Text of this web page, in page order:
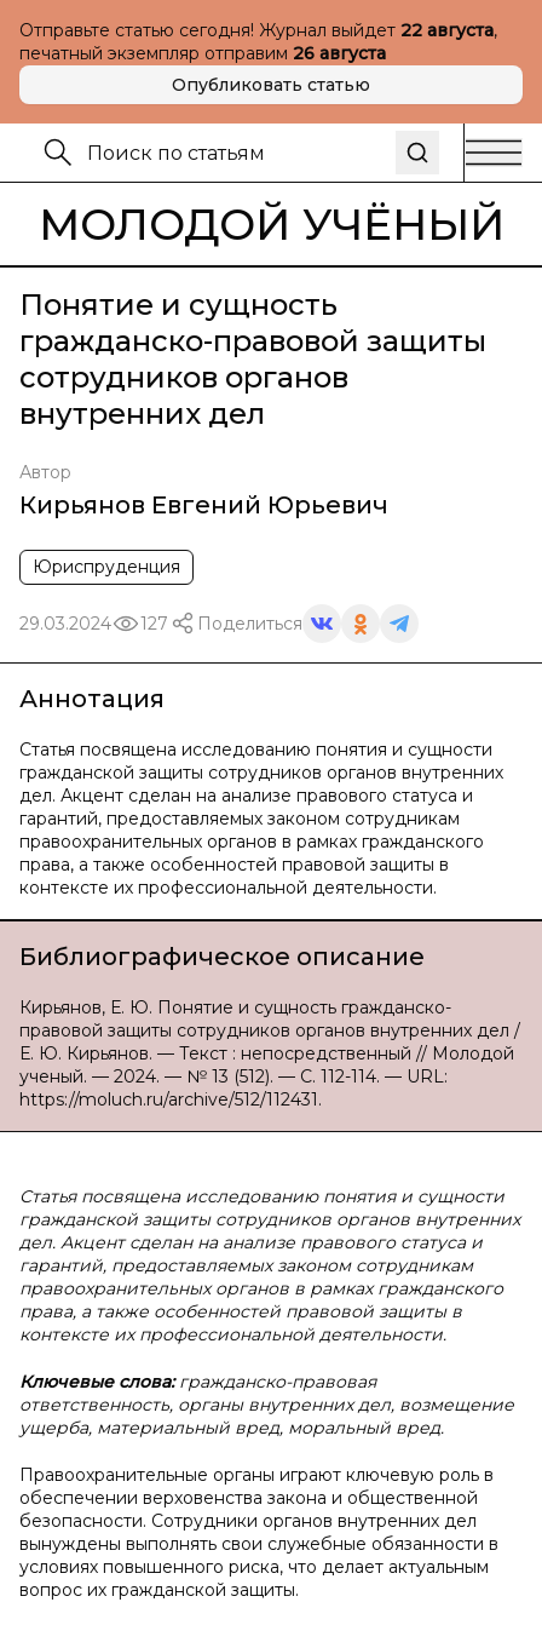
Отправьте статью сегодня! Журнал выйдет 22 августа,
печатный экземпляр отправим 26 августа
Опубликовать статью
МОЛОДОЙ УЧЁНЫЙ
Понятие и сущность
гражданско-правовой защиты
сотрудников органов
внутренних дел
Автор
Кирьянов Евгений Юрьевич
Юриспруденция
29.03.2024 127 Поделиться
Аннотация
Статья посвящена исследованию понятия и сущности
гражданской защиты сотрудников органов внутренних
дел. Акцент сделан на анализе правового статуса и
гарантий, предоставляемых законом сотрудникам
правоохранительных органов в рамках гражданского
права, а также особенностей правовой защиты в
контексте их профессиональной деятельности.
Библиографическое описание
Кирьянов, Е. Ю. Понятие и сущность гражданско-
правовой защиты сотрудников органов внутренних дел /
Е. Ю. Кирьянов. — Текст : непосредственный // Молодой
ученый. — 2024. — № 13 (512). — С. 112-114. — URL:
https://moluch.ru/archive/512/112431.
Статья посвящена исследованию понятия и сущности
гражданской защиты сотрудников органов внутренних
дел. Акцент сделан на анализе правового статуса и
гарантий, предоставляемых законом сотрудникам
правоохранительных органов в рамках гражданского
права, а также особенностей правовой защиты в
контексте их профессиональной деятельности.
Ключевые слова:гражданско-правовая
ответственность, органы внутренних дел, возмещение
ущерба, материальный вред, моральный вред.
Правоохранительные органы играют ключевую роль в
обеспечении верховенства закона и общественной
безопасности. Сотрудники органов внутренних дел
вынуждены выполнять свои служебные обязанности в
условиях повышенного риска, что делает актуальным
вопрос их гражданской защиты.